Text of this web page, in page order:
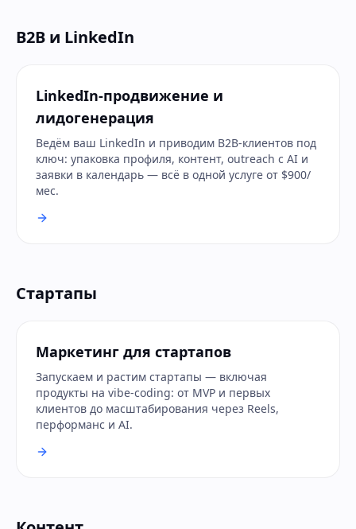
B2B и LinkedIn
LinkedIn-продвижение и
лидогенерация
Ведём ваш LinkedIn и приводим B2B-клиентов под
ключ: упаковка профиля, контент, outreach с AI и
заявки в календарь — всё в одной услуге от $900/
мес.
Стартапы
Маркетинг для стартапов
Запускаем и растим стартапы — включая
продукты на vibe-coding: от MVP и первых
клиентов до масштабирования через Reels,
перформанс и AI.